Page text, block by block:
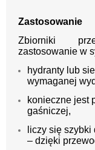
Zastosowanie
Zbiorniki
zastosowanie w
hydranty lub
wymaganej
konieczne jest
gaśniczej,
liczy się
– dzięki